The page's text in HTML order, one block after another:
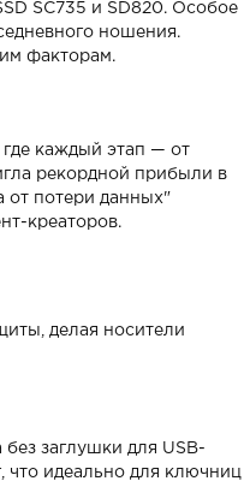
SC735 и SD820. Особое
ношения.
факторам.
каждый этап — от
рекордной прибыли в
от потери данных"
креаторов.
делая носители
заглушки для USB-
что идеально для ключниц